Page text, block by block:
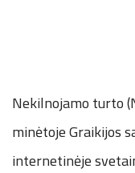
Nekilnojamo turto
minėtoje Graikijos
internetinėje